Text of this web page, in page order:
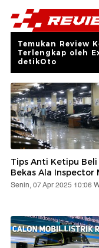
Temukan Review
Terlengkap oleh
detikOto
Tips Anti Ketipu Beli
Bekas Ala Inspector
Senin, 07 Apr 2025 10:06